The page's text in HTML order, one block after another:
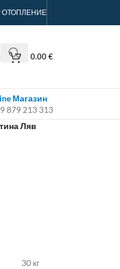
ОТОПЛЕНИЕ
0.00€
Магазин
879 213 313
Ляв
30 кг